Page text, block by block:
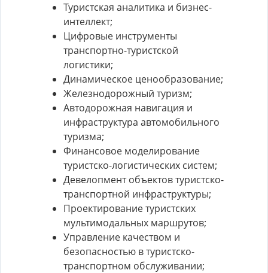
Туристская аналитика и бизнес-
интеллект;
Цифровые инструменты
транспортно-туристской
логистики;
Динамическое ценообразование;
Железнодорожный туризм;
Автодорожная навигация и
инфраструктура автомобильного
туризма;
Финансовое моделирование
туристско-логистических систем;
Девелопмент объектов туристско-
транспортной инфраструктуры;
Проектирование туристских
мультимодальных маршрутов;
Управление качеством и
безопасностью в туристско-
транспортном обслуживании;